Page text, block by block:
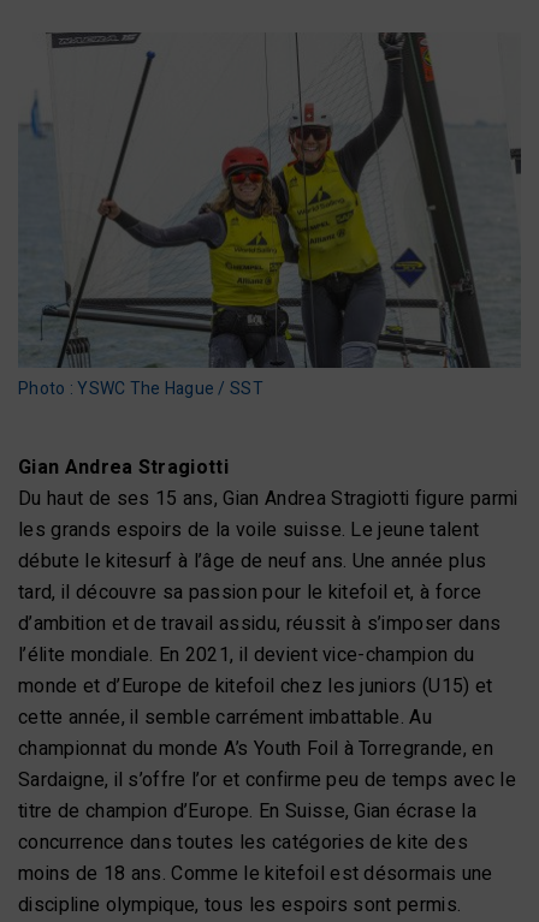
Photo : YSWC The Hague / SST
Gian Andrea Stragiotti
Du haut de ses 15 ans, Gian Andrea Stragiotti figure parmi
les grands espoirs de la voile suisse. Le jeune talent
débute le kitesurf à l’âge de neuf ans. Une année plus
tard, il découvre sa passion pour le kitefoil et, à force
d’ambition et de travail assidu, réussit à s’imposer dans
l’élite mondiale. En 2021, il devient vice-champion du
monde et d’Europe de kitefoil chez les juniors (U15) et
cette année, il semble carrément imbattable. Au
championnat du monde A’s Youth Foil à Torregrande, en
Sardaigne, il s’offre l’or et confirme peu de temps avec le
titre de champion d’Europe. En Suisse, Gian écrase la
concurrence dans toutes les catégories de kite des
moins de 18 ans. Comme le kitefoil est désormais une
discipline olympique, tous les espoirs sont permis.